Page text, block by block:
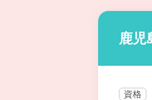
鹿児
資格